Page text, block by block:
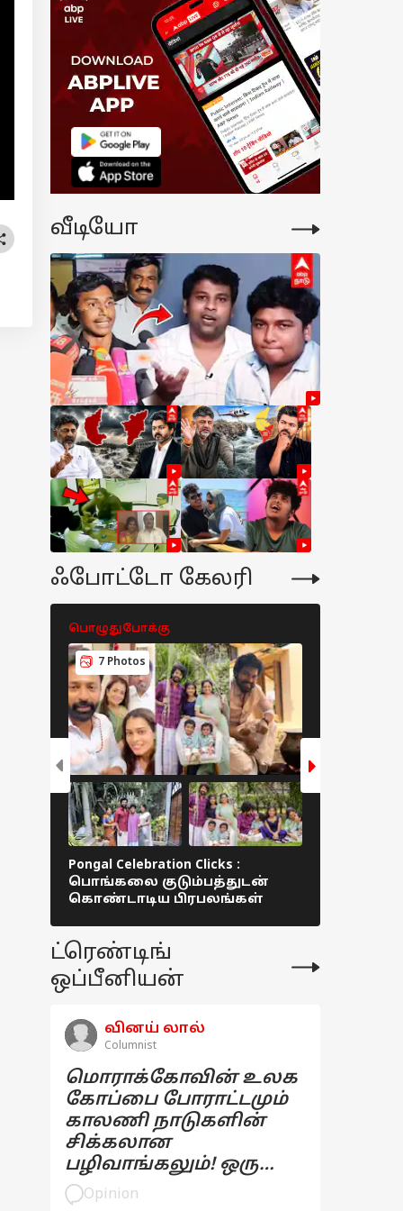
வீடியோ
ஃபோட்டோ கேலரி
பொழுதுபோக்கு
7 Photos
Pongal Celebration Clicks :
பொங்கலை குடும்பத்துடன்
கொண்டாடிய பிரபலங்கள்
ட்ரெண்டிங்
ஒப்பீனியன்
வினய் லால்
Columnist
மொராக்கோவின் உலக
கோப்பை போராட்டமும்
காலணி நாடுகளின்
சிக்கலான
பழிவாங்கலும்! ஒரு
பார்வை
Opinion
Krithigai 2026:
நாளை
விரதம்
எப்படி?